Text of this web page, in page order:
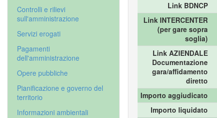
Controlli e rilievi
sull'amministrazione
Servizi erogati
Pagamenti
dell'amministrazione
Opere pubbliche
Pianificazione e governo del
territorio
Informazioni ambientali
Link BDNCP
Link INTERCENTER
(per gare sopra
soglia)
Link AZIENDALE
Documentazione
gara/affidamento
diretto
Importo aggiudicato
Importo liquidato